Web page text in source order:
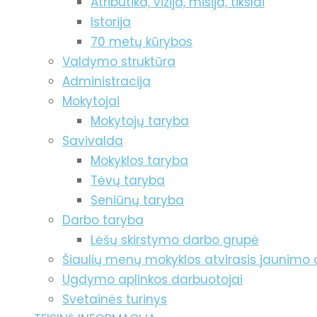
Istorija
70 metų kūrybos
Valdymo struktūra
Administracija
Mokytojai
Mokytojų taryba
Savivalda
Mokyklos taryba
Tėvų taryba
Seniūnų taryba
Darbo taryba
Lėšų skirstymo darbo grupė
Šiaulių menų mokyklos atvirasis jaunimo
Ugdymo aplinkos darbuotojai
Svetainės turinys